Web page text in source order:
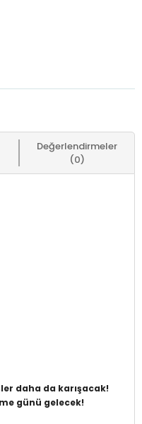
Değerlendirmeler
(0)
daha da karışacak!
günü gelecek!